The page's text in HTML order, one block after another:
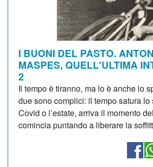
I BUONI DEL PASTO.
MASPES, QUELL'ULTIMA
2
Il tempo è tiranno, ma lo è anche lo
due sono complici: il tempo satura lo
Covid o l’estate, arriva il momento
comincia puntando a liberare la